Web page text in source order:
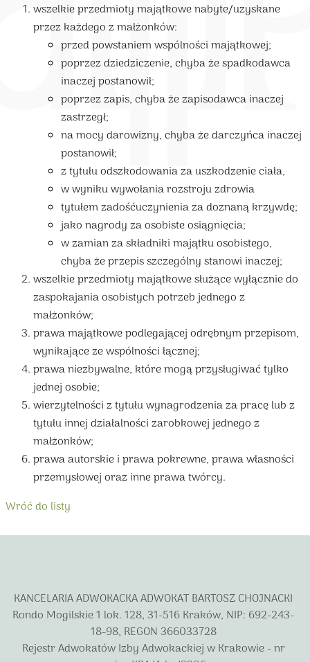
wszelkie przedmioty majątkowe nabyte/uzyskane
przez każdego z małżonków:
przed powstaniem wspólności majątkowej;
poprzez dziedziczenie, chyba że spadkodawca
inaczej postanowił;
poprzez zapis, chyba że zapisodawca inaczej
zastrzegł;
na mocy darowizny, chyba że darczyńca inaczej
postanowił;
z tytułu odszkodowania za uszkodzenie ciała,
w wyniku wywołania rozstroju zdrowia
tytułem zadośćuczynienia za doznaną krzywdę;
jako nagrody za osobiste osiągnięcia;
w zamian za składniki majątku osobistego,
chyba że przepis szczególny stanowi inaczej;
wszelkie przedmioty majątkowe służące wyłącznie do
zaspokajania osobistych potrzeb jednego z
małżonków;
prawa majątkowe podlegającej odrębnym przepisom,
wynikające ze wspólności łącznej;
prawa niezbywalne, które mogą przysługiwać tylko
jednej osobie;
wierzytelności z tytułu wynagrodzenia za pracę lub z
tytułu innej działalności zarobkowej jednego z
małżonków;
prawa autorskie i prawa pokrewne, prawa własności
przemysłowej oraz inne prawa twórcy.
Wróć do listy
KANCELARIA ADWOKACKA ADWOKAT BARTOSZ CHOJNACKI
Rondo Mogilskie 1 lok. 128, 31-516 Kraków, NIP: 692-243-
18-98, REGON 366033728
Rejestr Adwokatów Izby Adwokackiej w Krakowie - nr